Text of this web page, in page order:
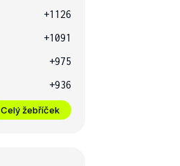
+1126
+1091
+975
+936
Celý žebříček